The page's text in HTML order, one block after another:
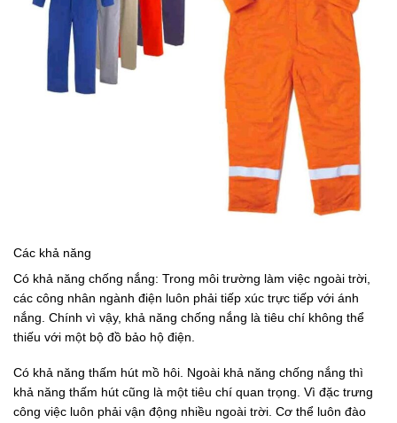
Các khả năng
Có khả năng chống nắng: Trong môi trường làm việc ngoài trời,
các công nhân ngành điện luôn phải tiếp xúc trực tiếp với ánh
nắng. Chính vì vậy, khả năng chống nắng là tiêu chí không thể
thiếu với một bộ đồ bảo hộ điện.
Có khả năng thấm hút mồ hôi. Ngoài khả năng chống nắng thì
khả năng thấm hút cũng là một tiêu chí quan trọng. Vì đặc trưng
công việc luôn phải vận động nhiều ngoài trời. Cơ thể luôn đào